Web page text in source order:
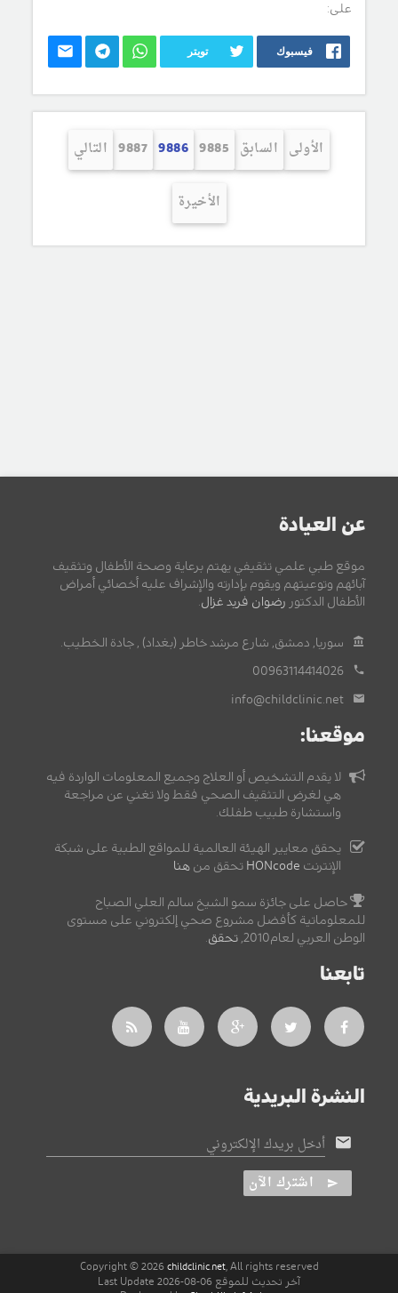
على:
فيسبوك تويتر
الأولى السابق 9885
9886
9887 التالي
الأخيرة
عن العيادة
موقع طبي علمي تثقيفي يهتم برعاية وصحة الأطفال وتثقيف
آبائهم وتوعيتهم ويقوم بإدارته والإشراف عليه أخصائي أمراض
الأطفال الدكتور رضوان فريد غزال.
سوريا, دمشق, شارع مرشد خاطر (بغداد) , جادة الخطيب.
00963114414026
info@childclinic.net
موقعنا:
لا يقدم التشخيص أو العلاج وجميع المعلومات الواردة فيه
هي لغرض التثقيف الصحي فقط ولا تغني عن مراجعة
واستشارة طبيب طفلك.
يحقق معايير الهيئة العالمية للمواقع الطبية على شبكة
الإنترنت HONcode تحقق من هنا
حاصل على جائزة سمو الشيخ سالم العلي الصباح
للمعلوماتية كأفضل مشروع صحي إلكتروني على مستوى
الوطن العربي لعام2010,
تحقق.
تابعنا
النشرة البريدية
أدخل بريدك الإلكتروني
اشترك الآن
Copyright © 2026 childclinic.net, All rights reserved
آخر تحديث للموقع 06-08-2026 Last Update